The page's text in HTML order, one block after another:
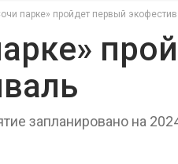
парке» пройдет первый
запланировано на